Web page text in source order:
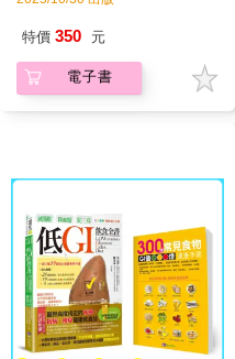
特價 350 元
電子書